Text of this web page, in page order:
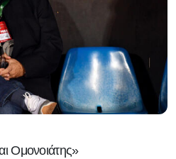
Ομονοιάτης»